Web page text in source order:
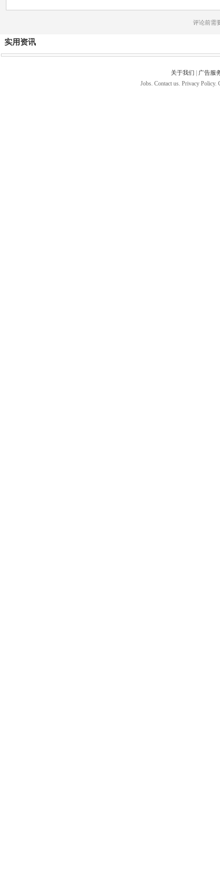
评论前需
实用资讯
关于我们
广告服
Jobs. Contact us. Privacy